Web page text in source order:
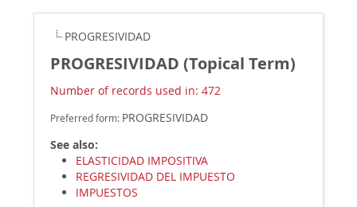
PROGRESIVIDAD
PROGRESIVIDAD (Topical Term)
Number of records used in: 472
Preferred form: PROGRESIVIDAD
See also:
ELASTICIDAD IMPOSITIVA
REGRESIVIDAD DEL IMPUESTO
IMPUESTOS